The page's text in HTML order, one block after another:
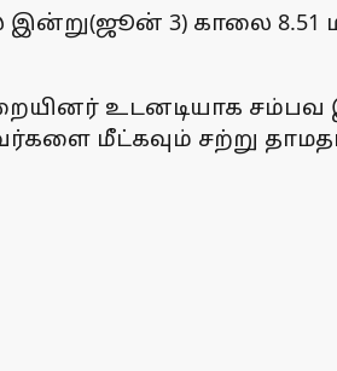
3) காலை 8.51
உடனடியாக சம்பவ
மீட்கவும் சற்று